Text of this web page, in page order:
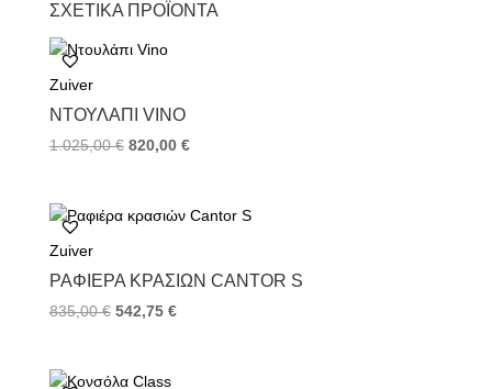
ΣΧΕΤΙΚΆ ΠΡΟΪΌΝΤΑ
Zuiver
ΝΤΟΥΛΆΠΙ VINO
1.025,00€ 820,00 €
Zuiver
ΡΑΦΙΈΡΑ ΚΡΑΣΙΏΝ CANTOR S
835,00€ 542,75 €